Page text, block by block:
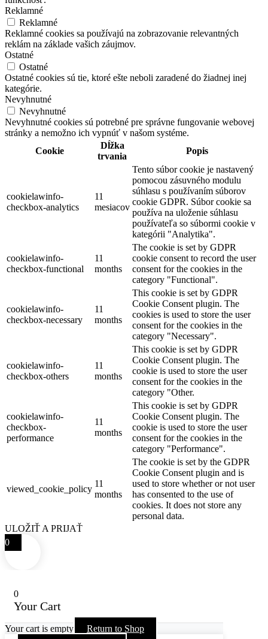
Reklamné
Reklamné
Reklamné cookies sa používajú na zobrazovanie relevantných
reklám na základe vašich záujmov.
Ostatné
Ostatné
Ostatné cookies sú tie, ktoré ešte neboli zaradené do žiadnej inej
kategórie.
Nevyhnutné
Nevyhnutné
Nevyhnutné cookies sú potrebné pre správne fungovanie webovej
stránky a nemožno ich vypnúť v našom systéme.
Cookie
Dĺžka
trvania
Popis
cookielawinfo-
checkbox-analytics
11
mesiacov
Tento súbor cookie je nastavený
pomocou zásuvného modulu
súhlasu s používaním súborov
cookie GDPR. Súbor cookie sa
používa na uloženie súhlasu
používateľa so súbormi cookie v
kategórii "Analytika".
cookielawinfo-
checkbox-functional
11
months
The cookie is set by GDPR
cookie consent to record the user
consent for the cookies in the
category "Functional".
cookielawinfo-
checkbox-necessary
11
months
This cookie is set by GDPR
Cookie Consent plugin. The
cookies is used to store the user
consent for the cookies in the
category "Necessary".
cookielawinfo-
checkbox-others
11
months
This cookie is set by GDPR
Cookie Consent plugin. The
cookie is used to store the user
consent for the cookies in the
category "Other.
cookielawinfo-
checkbox-
performance
11
months
This cookie is set by GDPR
Cookie Consent plugin. The
cookie is used to store the user
consent for the cookies in the
category "Performance".
viewed_cookie_policy
11
months
The cookie is set by the GDPR
Cookie Consent plugin and is
used to store whether or not user
has consented to the use of
cookies. It does not store any
personal data.
ULOŽIŤ A PRIJAŤ
0
0
Your Cart
Your cart is empty Return to Shop